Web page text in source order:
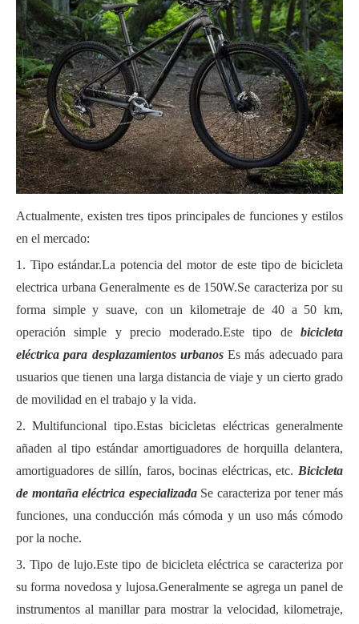
Actualmente, existen tres tipos principales de funciones y estilos
en el mercado:
1. Tipo estándar.La potencia del motor de este tipo debicicleta
electrica urbana Generalmente es de 150W.Se caracteriza por su
forma simple y suave, con un kilometraje de 40 a 50 km,
operación simple y precio moderado.Este tipo de bicicleta
eléctrica para desplazamientos urbanosEs más adecuado para
usuarios que tienen una larga distancia de viaje y un cierto grado
de movilidad en el trabajo y la vida.
2.Multifuncional tipo.Estas bicicletas eléctricas generalmente
añaden al tipo estándar amortiguadores de horquilla delantera,
amortiguadores de sillín, faros, bocinas eléctricas, etc. Bicicleta
de montaña eléctrica especializadaSe caracteriza por tener más
funciones, una conducción más cómoda y un uso más cómodo
por la noche.
3.Tipo de lujo.Este tipo de bicicleta eléctrica se caracteriza por
su forma novedosa y lujosa.Generalmente se agrega un panel de
instrumentos al manillar para mostrar la velocidad, kilometraje,